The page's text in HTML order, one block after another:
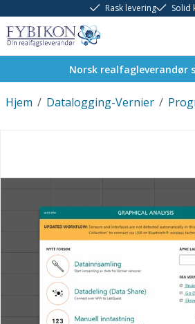
Rask levering Solid
Norsk realfagleverandør
/
Hjem /
Datalogging-Vernier